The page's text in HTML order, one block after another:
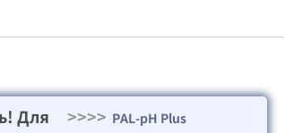
Для
>>>> PAL-pH Plus